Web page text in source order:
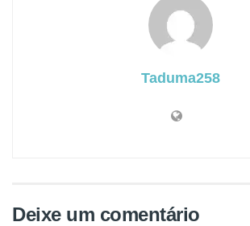
Taduma258
Deixe um comentário